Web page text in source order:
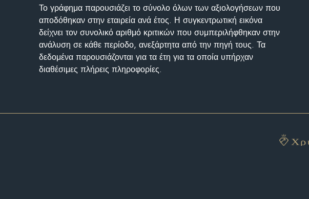
Το γράφημα παρουσιάζει το σύνολο όλων των αξιολογήσεων που
αποδόθηκαν στην εταιρεία ανά έτος. Η συγκεντρωτική εικόνα
δείχνει τον συνολικό αριθμό κριτικών που συμπεριλήφθηκαν στην
ανάλυση σε κάθε περίοδο, ανεξάρτητα από την πηγή τους. Τα
δεδομένα παρουσιάζονται για τα έτη για τα οποία υπήρχαν
διαθέσιμες πλήρεις πληροφορίες.